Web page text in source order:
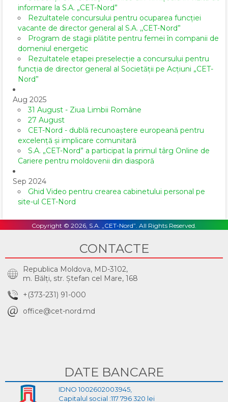
informare la S.A. „CET-Nord”
Rezultatele concursului pentru ocuparea funcției
vacante de director general al S.A. ,,CET-Nord”
Program de stagii plătite pentru femei în companii de
domeniul energetic
Rezultatele etapei preselecție a concursului pentru
funcția de director general al Societăţii pe Acţiuni „CET-
Nord”
Aug 2025
31 August - Ziua Limbii Române
27 August
CET-Nord - dublă recunoaștere europeană pentru
excelență și implicare comunitară
S.A. „CET-Nord” a participat la primul târg Online de
Cariere pentru moldovenii din diasporă
Sep 2024
Ghid Video pentru crearea cabinetului personal pe
site-ul CET-Nord
Copyright © 2026, S.A. „CET-Nord”. All Rights Reserved.
CONTACTE
Republica Moldova, MD-3102,
m. Bălţi, str. Ştefan cel Mare, 168
+(373-231) 91-000
office@cet-nord.md
DATE BANCARE
IDNO 1002602003945,
Capitalul social :117 796 320 lei